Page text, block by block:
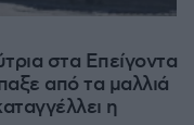
στα Επείγοντα
από τα μαλλιά
η